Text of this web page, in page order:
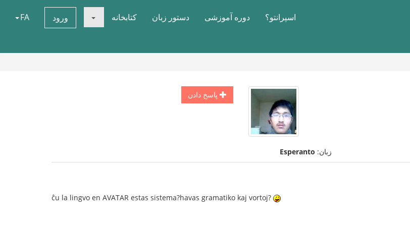
اسپرانتو؟ دوره آموزشی دستور زبان کتابخانه ورود FA
پاسخ دادن
زبان: Esperanto
ĉu la lingvo en AVATAR estas sistema?havas gramatiko kaj vortoj?